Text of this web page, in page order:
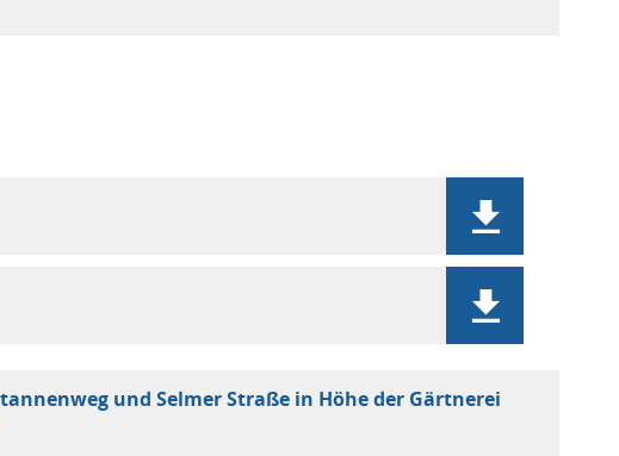
und Selmer Straße in Höhe der Gärtnerei